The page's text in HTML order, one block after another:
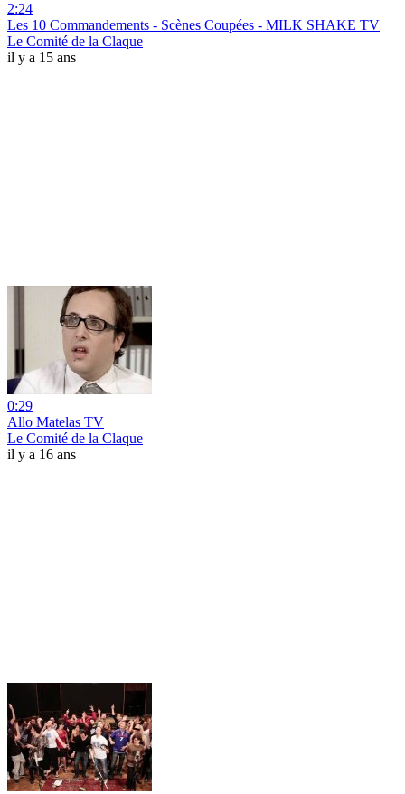
2:24
Les 10 Commandements - Scènes Coupées - MILK SHAKE TV
Le Comité de la Claque
il y a 15 ans
0:29
Allo Matelas TV
Le Comité de la Claque
il y a 16 ans